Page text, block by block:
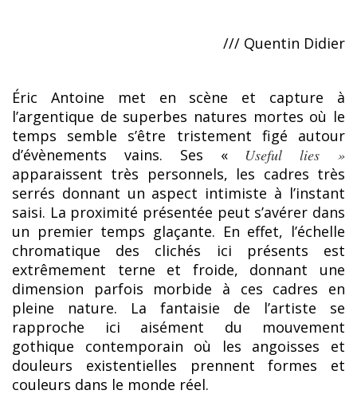
/// Quentin Didier
Éric Antoine met en scène et capture à
l’argentique de superbes natures mortes où le
temps semble s’être tristement figé autour
d’évènements vains. Ses « Useful lies »
apparaissent très personnels, les cadres très
serrés donnant un aspect intimiste à l’instant
saisi. La proximité présentée peut s’avérer dans
un premier temps glaçante. En effet, l’échelle
chromatique des clichés ici présents est
extrêmement terne et froide, donnant une
dimension parfois morbide à ces cadres en
pleine nature. La fantaisie de l’artiste se
rapproche ici aisément du mouvement
gothique contemporain où les angoisses et
douleurs existentielles prennent formes et
couleurs dans le monde réel.